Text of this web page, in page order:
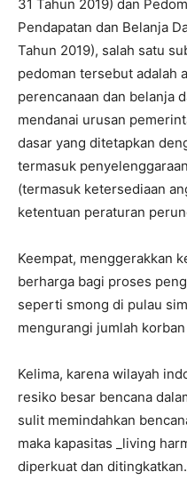
31 Tahun 2019) dan
Pendapatan dan Belanja
Tahun 2019), salah satu
pedoman tersebut adalah
perencanaan dan belanja
mendanai urusan
dasar yang ditetapkan
termasuk
(termasuk ketersediaan
ketentuan peraturan
Keempat, menggerakkan
berharga bagi proses
seperti smong di pulau
mengurangi jumlah
Kelima, karena wilayah
resiko besar bencana
sulit memindahkan
maka kapasitas _living
diperkuat dan ditingkatkan.